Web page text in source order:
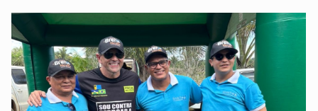
não aos funcionários efetivos